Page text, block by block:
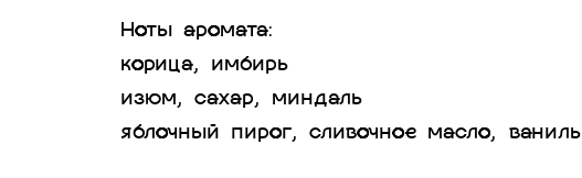
Ноты аромата:
корица, имбирь
изюм, сахар, миндаль
яблочный пирог, сливочное масло, ваниль